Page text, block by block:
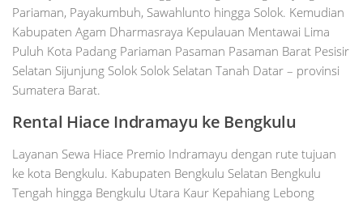
Pariaman, Payakumbuh, Sawahlunto hingga Solok. Kemudian
Kabupaten Agam Dharmasraya Kepulauan Mentawai Lima
Puluh Kota Padang Pariaman Pasaman Pasaman Barat Pesisir
Selatan Sijunjung Solok Solok Selatan Tanah Datar – provinsi
Sumatera Barat.
Rental Hiace Indramayu ke Bengkulu
Layanan Sewa Hiace Premio Indramayu dengan rute tujuan
ke kota Bengkulu. Kabupaten Bengkulu Selatan Bengkulu
Tengah hingga Bengkulu Utara Kaur Kepahiang Lebong